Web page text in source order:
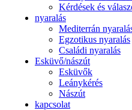
Kérdések és
nyaralás
Mediterrán
Egzotikus nyaralás
Családi nyaralás
Esküvő/nászút
Esküvők
Leánykérés
Nászút
kapcsolat